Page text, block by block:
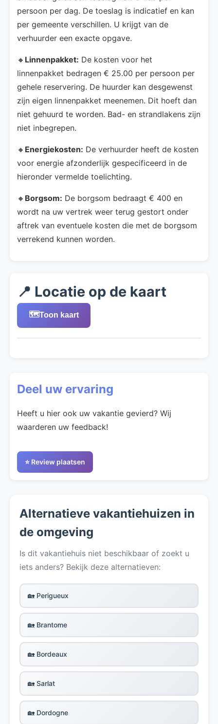
persoon per dag. De toeslag is indicatief en kan
per gemeente verschillen. U krijgt van de
verhuurder een exacte opgave.
🔸 Linnenpakket: De kosten voor het
linnenpakket bedragen € 25.00 per persoon per
gehele reservering. De huurder kan desgewenst
zijn eigen linnenpakket meenemen. Dit hoeft dan
niet gehuurd te worden. Bad- en strandlakens zijn
niet inbegrepen.
🔸 Energiekosten: De verhuurder heeft de kosten
voor energie afzonderlijk gespecificeerd in de
hieronder vermelde toelichting.
🔸 Borgsom: De borgsom bedraagt € 400 en
wordt na uw vertrek weer terug gestort onder
aftrek van eventuele kosten die met de borgsom
verrekend kunnen worden.
📍 Locatie op de kaart
🗺️Toon kaart
Deel uw ervaring
Heeft u hier ook uw vakantie gevierd? Wij
waarderen uw feedback!
⭐ Review plaatsen
Alternatieve vakantiehuizen in
de omgeving
Is dit vakantiehuis niet beschikbaar of zoekt u
iets anders? Bekijk deze alternatieven:
🏡 Perigueux
🏡 Brantome
🏡 Bordeaux
🏡 Sarlat
🏡 Dordogne